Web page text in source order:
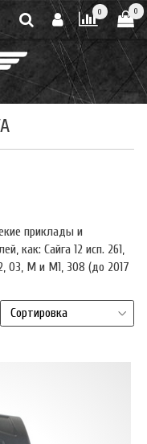
0 0
приклады и
как: Сайга 12 исп. 261,
03, М и М1, 308 (до 2017